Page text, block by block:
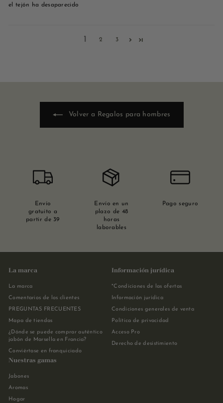
el tejón ha desaparecido
1 2 3
Volver a Regalos para hombres
Envío
gratuito a
partir de 39
Envío en un
plazo de 48
horas
laborables
Pago seguro
La marca
La marca
Comentarios de los clientes
PREGUNTAS FRECUENTES
Mapa de tiendas
¿Dónde se puede comprar auténtico
jabón de Marsella en Francia?
Conviértase en franquiciado
Información jurídica
*Condiciones de las ofertas
Información jurídica
Condiciones generales de venta
Política de privacidad
Acceso Pro
Derecho de desistimiento
Nuestras gamas
Jabones
Aromas
Hogar